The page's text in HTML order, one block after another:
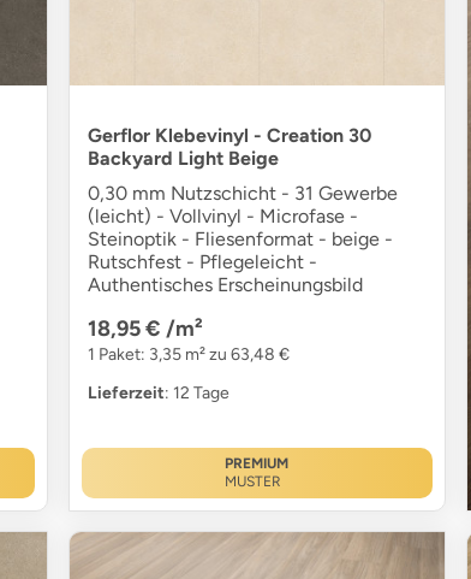
Gerflor Klebevinyl - Creation 30
Backyard Light Beige
0,30 mm Nutzschicht - 31 Gewerbe
(leicht) - Vollvinyl - Microfase -
Steinoptik - Fliesenformat - beige -
Rutschfest - Pflegeleicht -
Authentisches Erscheinungsbild
18,95 € /m²
1 Paket: 3,35 m² zu 63,48 €
Lieferzeit: 12 Tage
PREMIUM
MUSTER